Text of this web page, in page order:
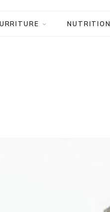
NUTRITION